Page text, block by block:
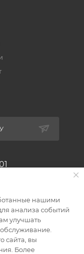
р-н,
Зеленое
1 этаж
нашими
анализа событий
улучшать
сайта, вы
Более